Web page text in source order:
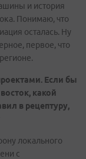
и история
Понимаю, что
осталась. Ну
первое, что
Если бы
какой
в рецептуру,
локального
с